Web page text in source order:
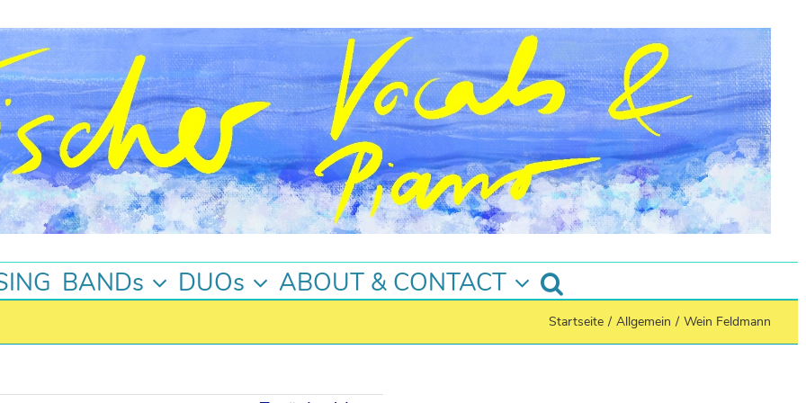
BANDs DUOs ABOUT & CONTACT
Startseite / Allgemein / Wein Feldmann